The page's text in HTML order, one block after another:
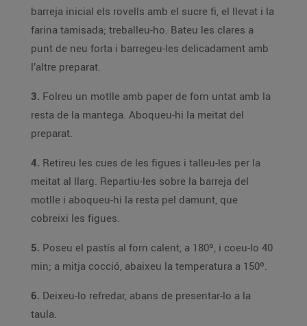
barreja inicial els rovells amb el sucre fi, el llevat i la
farina tamisada; treballeu-ho. Bateu les clares a
punt de neu forta i barregeu-les delicadament amb
l’altre preparat.
3. Folreu un motlle amb paper de forn untat amb la
resta de la mantega. Aboqueu-hi la meitat del
preparat.
4. Retireu les cues de les figues i talleu-les per la
meitat al llarg. Repartiu-les sobre la barreja del
motlle i aboqueu-hi la resta pel damunt, que
cobreixi les figues.
5. Poseu el pastís al forn calent, a 180º, i coeu-lo 40
min; a mitja cocció, abaixeu la temperatura a 150º.
6. Deixeu-lo refredar, abans de presentar-lo a la
taula.